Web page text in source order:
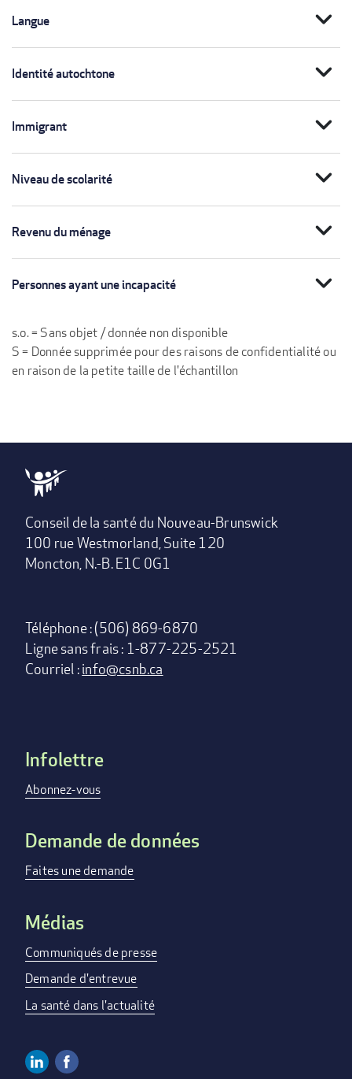
Langue expand_more
Identité autochtone expand_more
Immigrant expand_more
Niveau de scolarité expand_more
Revenu du ménage expand_more
Personnes ayant une incapacité expand_more
s.o. = Sans objet / donnée non disponible
S = Donnée supprimée pour des raisons de confidentialité ou
en raison de la petite taille de l'échantillon
Conseil de la santé du Nouveau-Brunswick
100 rue Westmorland, Suite 120
Moncton, N.-B. E1C 0G1
Téléphone : (506) 869-6870
Ligne sans frais : 1-877-225-2521
Courriel :info@csnb.ca
Footer
menu
Infolettre
Abonnez-vous
Demande de données
Faites une demande
Médias
Communiqués de presse
Demande d'entrevue
La santé dans l'actualité
Linkedin